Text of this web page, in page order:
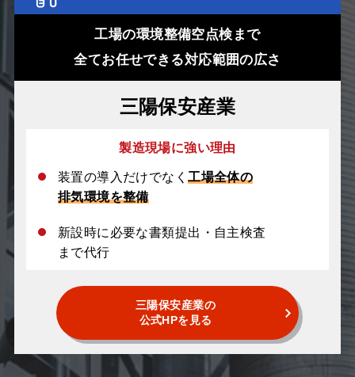
工場の環境整備空点検まで
全てお任せできる対応範囲の広さ
三陽保安産業
製造現場に強い理由
装置の導入だけでなく工場全体の
排気環境を整備
新設時に必要な書類提出・自主検査
まで代行
三陽保安産業の
公式HPを見る